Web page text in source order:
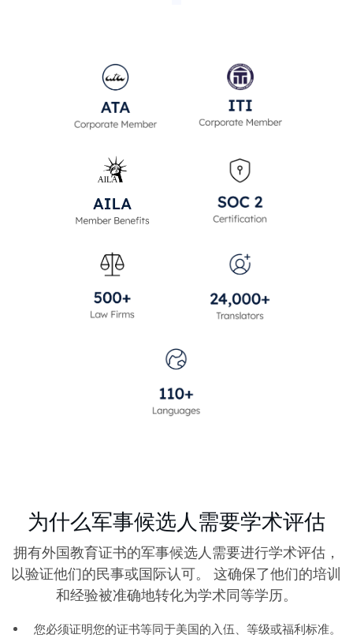
为什么军事候选人需要学术评估
拥有外国教育证书的军事候选人需要进行学术评估，
以验证他们的民事或国际认可。 这确保了他们的培训
和经验被准确地转化为学术同等学历。
您必须证明您的证书等同于美国的入伍、等级或福利标准。